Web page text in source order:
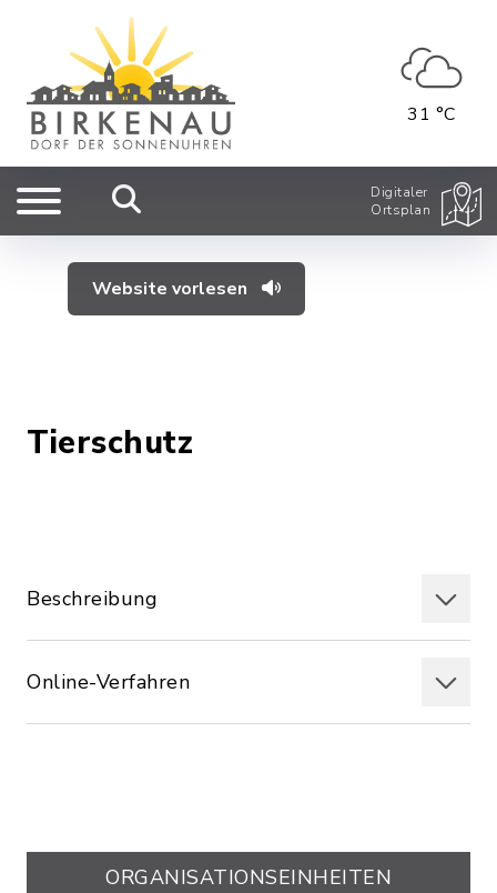
31 °C
Digitaler
Ortsplan
Website vorlesen
Tierschutz
Beschreibung
Online-Verfahren
ORGANISATIONS­EINHEITEN